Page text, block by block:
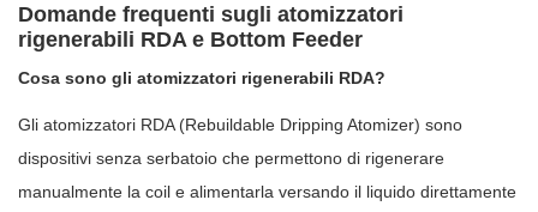
Domande frequenti sugli atomizzatori
rigenerabili RDA e Bottom Feeder
Cosa sono gli atomizzatori rigenerabili RDA?
Gli atomizzatori RDA (Rebuildable Dripping Atomizer) sono
dispositivi senza serbatoio che permettono di rigenerare
manualmente la coil e alimentarla versando il liquido direttamente